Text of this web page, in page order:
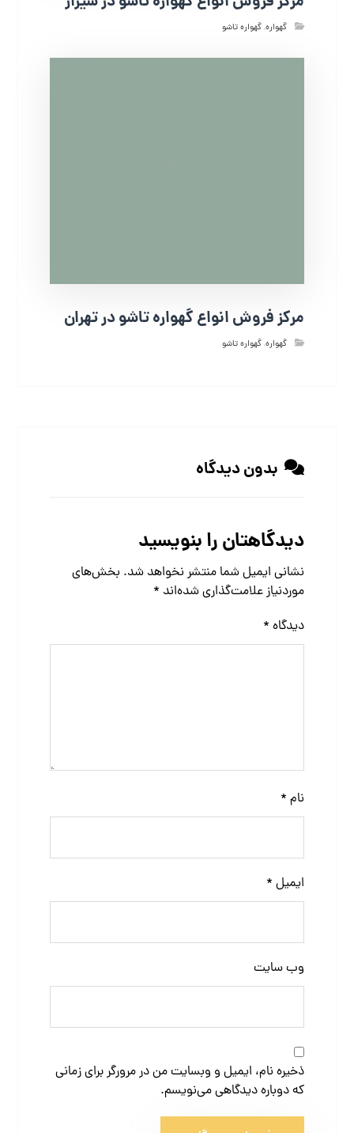
گهواره,گهواره تاشو
مرکز فروش انواع گهواره تاشو در تهران
گهواره,گهواره تاشو
بدون دیدگاه
دیدگاهتان را بنویسید
نشانی ایمیل شما منتشر نخواهد شد. بخش‌های
موردنیاز علامت‌گذاری شده‌اند *
دیدگاه *
نام *
ایمیل *
وب‌ سایت
ذخیره نام، ایمیل و وبسایت من در مرورگر برای زمانی
که دوباره دیدگاهی می‌نویسم.